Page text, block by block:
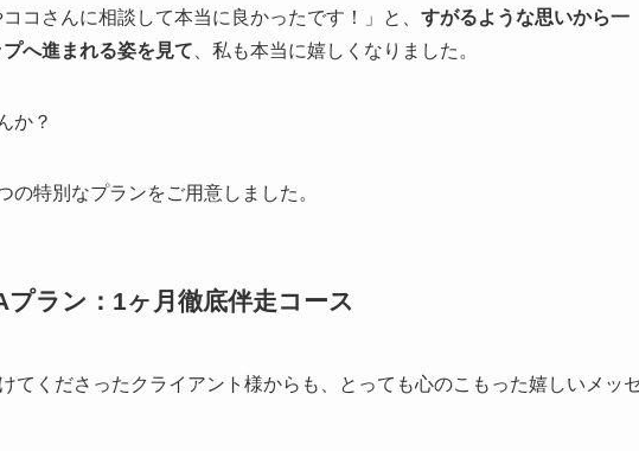
コさんに相談して本当に良かったです！」と、 すがるような思いから一
へ進まれる姿を見て 、私も本当に嬉しくなりました。
か？
特別なプランをご用意しました。
ラン：1ヶ月徹底伴走コース
てくださったクライアント様からも、とっても心のこもった嬉しいメッ